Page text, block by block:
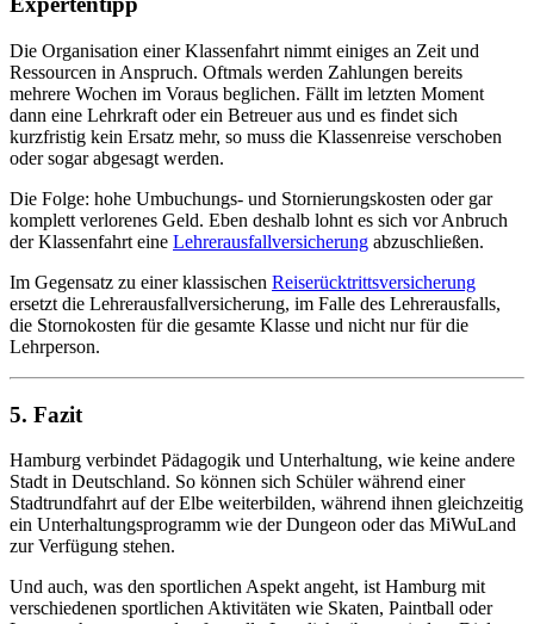
Die Organisation einer Klassenfahrt nimmt einiges an Zeit und
Ressourcen in Anspruch. Oftmals werden Zahlungen bereits
mehrere Wochen im Voraus beglichen. Fällt im letzten Moment
dann eine Lehrkraft oder ein Betreuer aus und es findet sich
kurzfristig kein Ersatz mehr, so muss die Klassenreise verschoben
oder sogar abgesagt werden.
Die Folge: hohe Umbuchungs- und Stornierungskosten oder gar
komplett verlorenes Geld. Eben deshalb lohnt es sich vor Anbruch
der Klassenfahrt eine Lehrerausfallversicherung abzuschließen.
Im Gegensatz zu einer klassischen Reiserücktrittsversicherung
ersetzt die Lehrerausfallversicherung, im Falle des Lehrerausfalls,
die Stornokosten für die gesamte Klasse und nicht nur für die
Lehrperson.
5. Fazit
Hamburg verbindet Pädagogik und Unterhaltung, wie keine andere
Stadt in Deutschland. So können sich Schüler während einer
Stadtrundfahrt auf der Elbe weiterbilden, während ihnen gleichzeitig
ein Unterhaltungsprogramm wie der Dungeon oder das MiWuLand
zur Verfügung stehen.
Und auch, was den sportlichen Aspekt angeht, ist Hamburg mit
verschiedenen sportlichen Aktivitäten wie Skaten, Paintball oder